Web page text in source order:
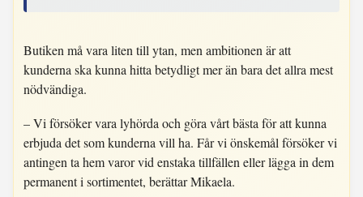
Butiken må vara liten till ytan, men ambitionen är att
kunderna ska kunna hitta betydligt mer än bara det allra mest
nödvändiga.
– Vi försöker vara lyhörda och göra vårt bästa för att kunna
erbjuda det som kunderna vill ha. Får vi önskemål försöker vi
antingen ta hem varor vid enstaka tillfällen eller lägga in dem
permanent i sortimentet, berättar Mikaela.